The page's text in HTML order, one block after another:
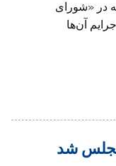
در «شورای
آن‌ها
مجلس شد